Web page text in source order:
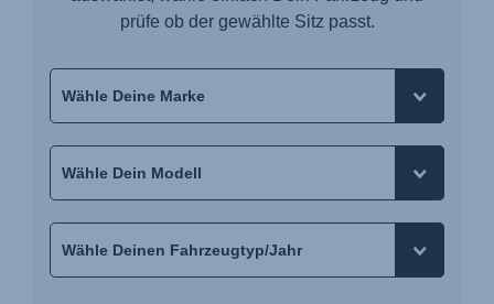
prüfe ob der gewählte Sitz passt.